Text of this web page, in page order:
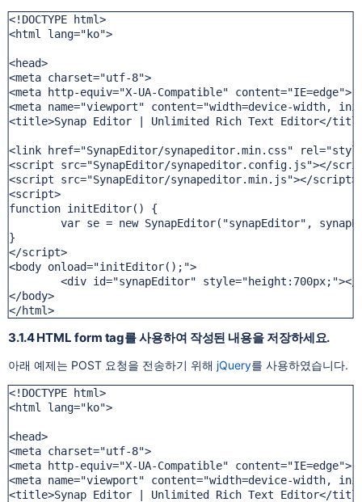
<!DOCTYPE html>
<html lang="ko">
<head>
<meta charset="utf-8">
<meta http-equiv="X-UA-Compatible" content="IE=edge">
<meta name="viewport" content="width=device-width,
<title>Synap Editor | Unlimited Rich Text Editor</
<link href="SynapEditor/synapeditor.min.css"
<script src="SynapEditor/synapeditor.config.js"></
<script src="SynapEditor/synapeditor.min.js"></script>
<script>
function initEditor() {
var se = new SynapEditor("synapEditor",
}
</script>
<body onload="initEditor();">
<div id="synapEditor" style="height:700px;"></
</body>
</html>
3.1.4 HTML form tag를 사용하여 작성된 내용을 저장하세요.
아래 예제는 POST 요청을 전송하기 위해 jQuery를 사용하였습니다.
<!DOCTYPE html>
<html lang="ko">
<head>
<meta charset="utf-8">
<meta http-equiv="X-UA-Compatible" content="IE=edge">
<meta name="viewport" content="width=device-width,
<title>Synap Editor | Unlimited Rich Text Editor</